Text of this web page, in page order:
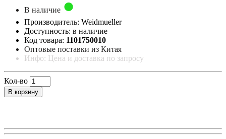
В наличие
Производитель: Weidmueller
Доступность: в наличие
Код товара: 1101750010
Оптовые поставки из Китая
Инфо: Цена и доставка по запросу
Кол-во
В корзину